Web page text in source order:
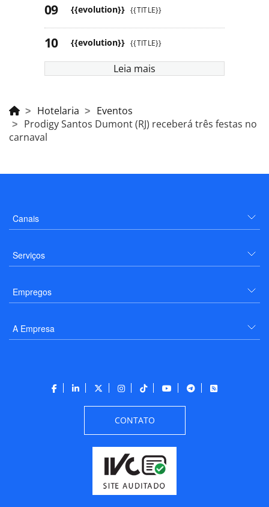
{{evolution}} {{TITLE}}
{{evolution}} {{TITLE}}
Leia mais
Hotelaria
Eventos
Prodigy Santos Dumont (RJ) receberá três festas no
carnaval
Canais
Serviços
Empregos
A Empresa
CONTATO